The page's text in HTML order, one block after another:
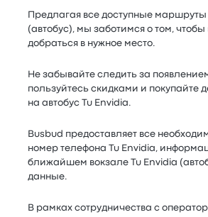
Предлагая все доступные маршруты
(автобус), мы заботимся о том,
добраться в нужное место.
Не забывайте следить за
пользуйтесь скидками и покупайте
на автобус Tu Envidia.
Busbud предоставляет все
номер телефона Tu Envidia,
ближайшем вокзале Tu Envidia
данные.
В рамках сотрудничества с